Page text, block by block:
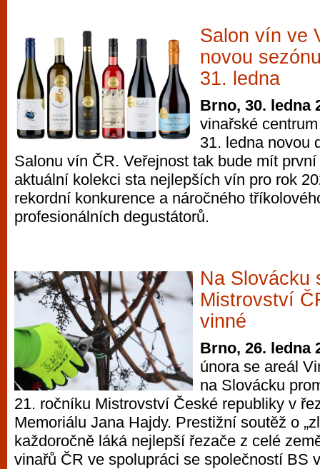
Salon vín ve
novou
31. ledna
Brno, 30. ledna
vinařské
31. ledna novou
Salonu vín ČR. Veřejnost tak bude mít
aktuální kolekci sta nejlepších vín pro rok
rekordní konkurence a náročného
profesionálních degustátorů.
Na Slovácku
Mistrovství
vinné
Brno, 26. ledna
února se areál
na Slovácku
21. ročníku Mistrovství České republiky v
Memoriálu Jana Hajdy. Prestižní soutěž o
každoročně láká nejlepší řezače z celé
vinařů ČR ve spolupráci se společností BS